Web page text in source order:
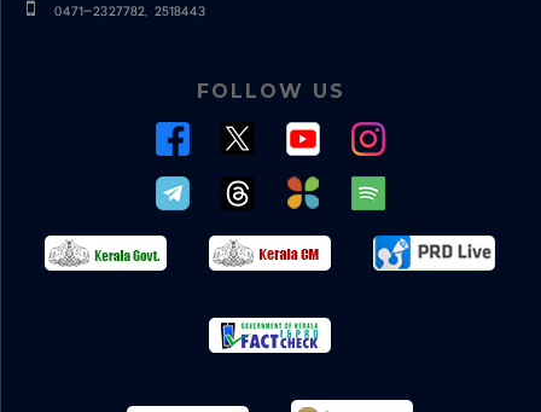
0471-2327782, 2518443
FOLLOW US